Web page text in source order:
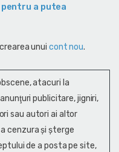
a putea
unui cont nou.
atacuri la
publicitare, jigniri,
sau autori ai altor
cenzura și şterge
de a posta pe site,